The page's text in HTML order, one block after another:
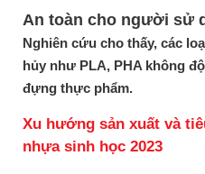
An toàn cho người sử
Nghiên cứu cho thấy, các
hủy như PLA, PHA không
đựng thực phẩm.
Xu hướng sản xuất và
nhựa sinh học 2023